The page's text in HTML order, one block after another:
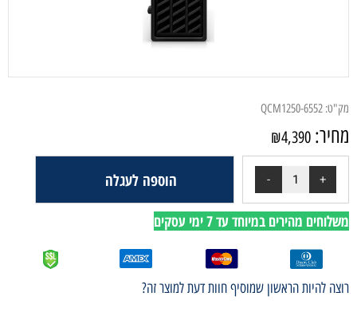
QCM1250-6552
₪4,390
הוספה לעגלה
מהירים במיוחד עד 7 ימי עסקים
להיות הראשון שמוסיף חוות דעת למוצר זה?